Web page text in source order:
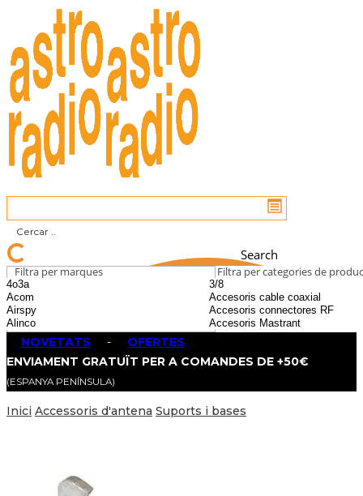
Search
Filtra per marques Filtra per categories de
NOVETATS - OFERTES
ENVIAMENT GRATUÏT PER A COMANDES DE +50€
(ESPANYA PENÍNSULA)
Inici Accessoris d'antena Suports i bases